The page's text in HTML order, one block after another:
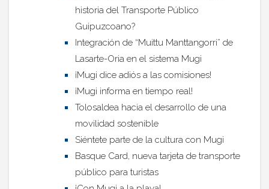
historia del Transporte Público
Guipuzcoano?
Integración de “Muittu Manttangorri” de
Lasarte-Oria en el sistema Mugi
¡Mugi dice adiós a las comisiones!
¡Mugi informa en tiempo real!
Tolosaldea hacia el desarrollo de una
movilidad sostenible
Siéntete parte de la cultura con Mugi
Basque Card, nueva tarjeta de transporte
público para turistas